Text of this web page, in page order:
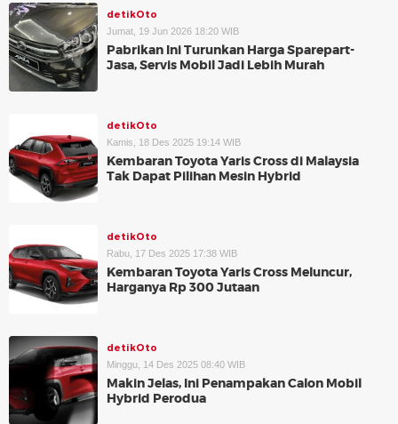
detikOto
Jumat, 19 Jun 2026 18:20 WIB
Pabrikan Ini Turunkan Harga Sparepart-
Jasa, Servis Mobil Jadi Lebih Murah
detikOto
Kamis, 18 Des 2025 19:14 WIB
Kembaran Toyota Yaris Cross di Malaysia
Tak Dapat Pilihan Mesin Hybrid
detikOto
Rabu, 17 Des 2025 17:38 WIB
Kembaran Toyota Yaris Cross Meluncur,
Harganya Rp 300 Jutaan
detikOto
Minggu, 14 Des 2025 08:40 WIB
Makin Jelas, Ini Penampakan Calon Mobil
Hybrid Perodua